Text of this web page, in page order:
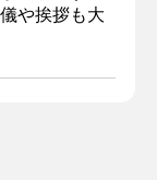
や挨拶も大